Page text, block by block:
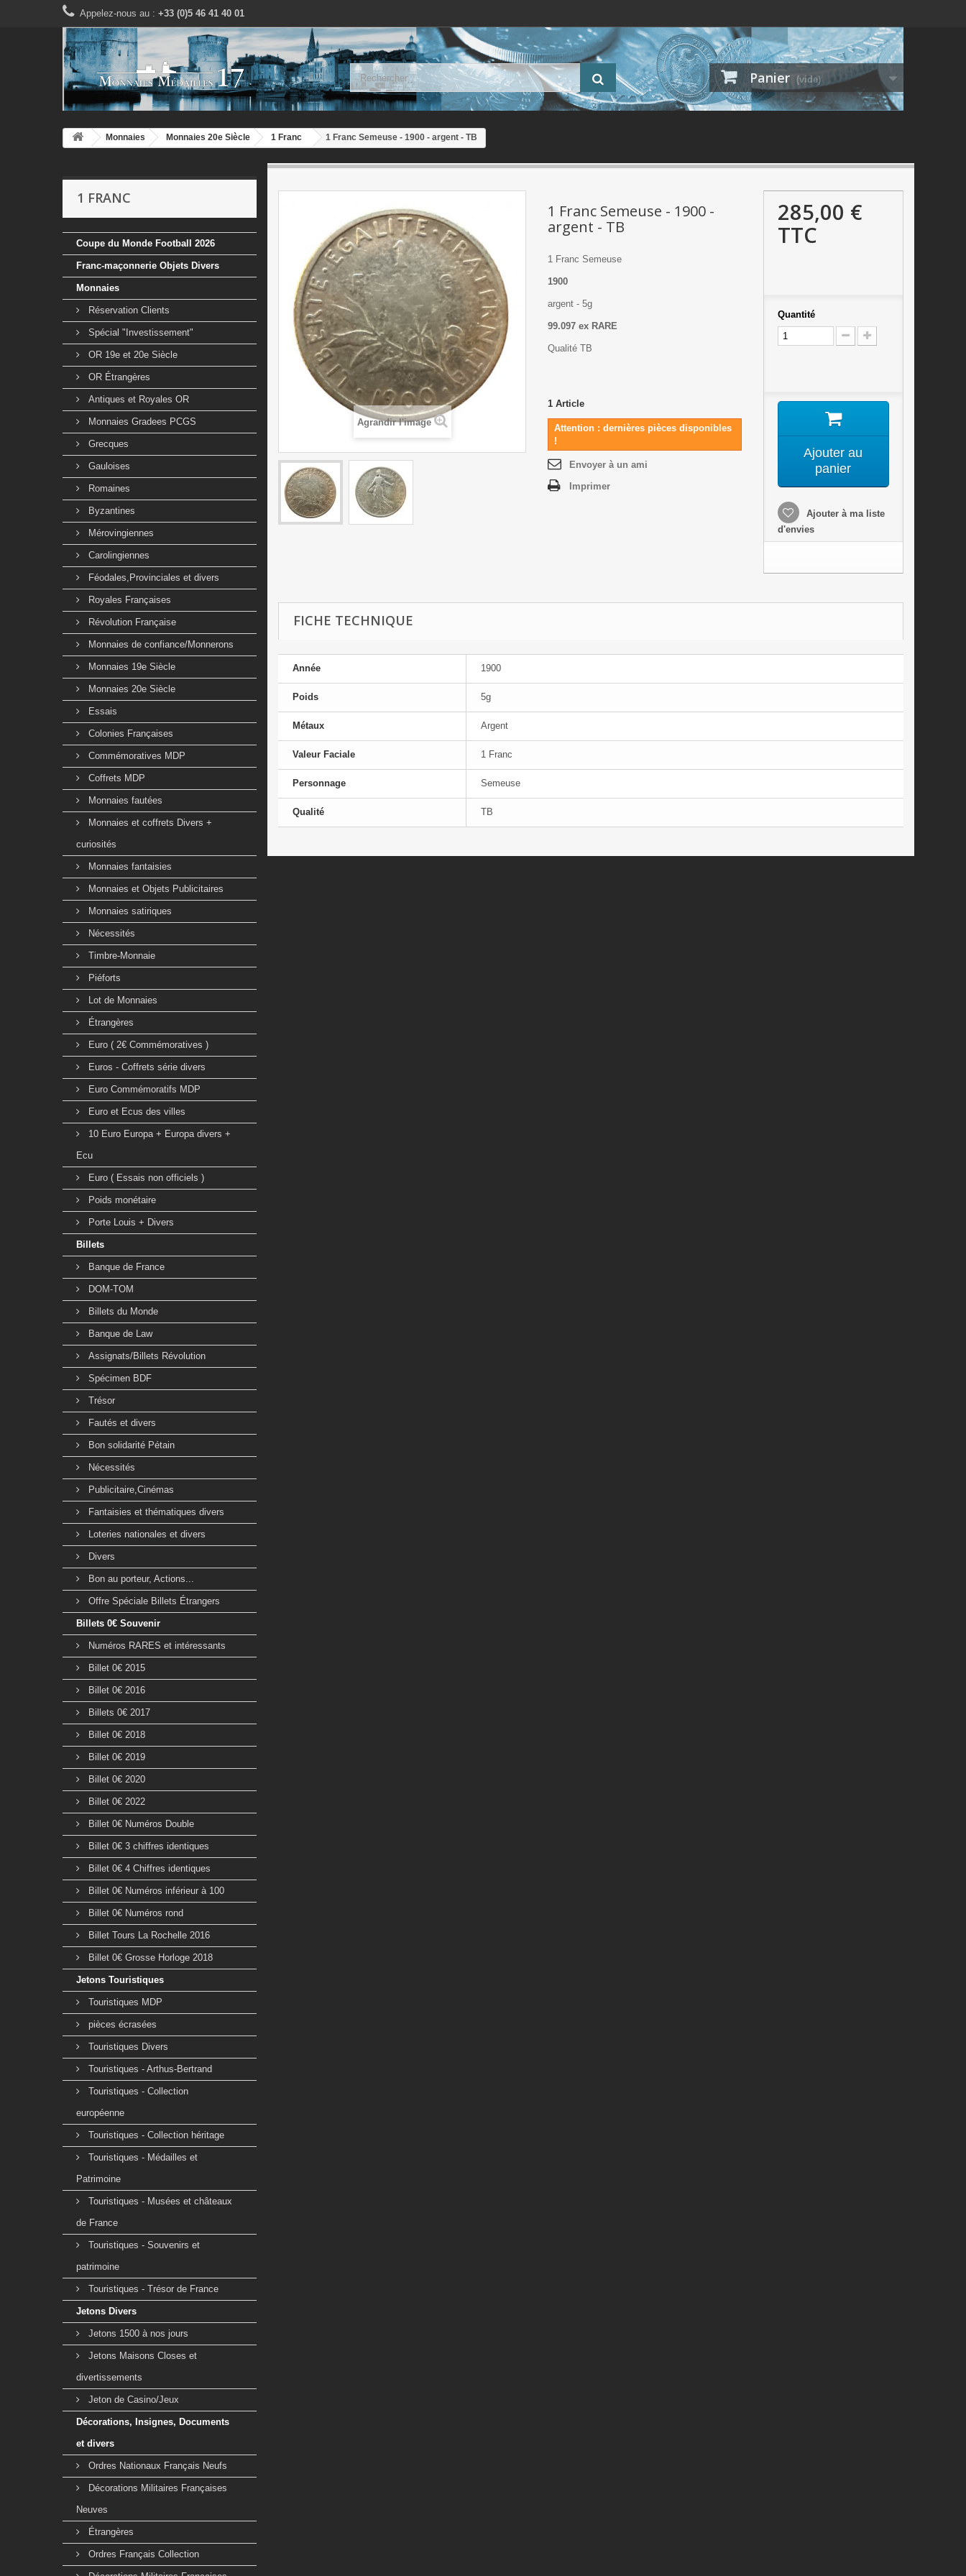
Appelez-nous au : +33 (0)5 46 41 40 01
Panier (vide)
Monnaies Monnaies 20e Siècle 1 Franc 1 Franc Semeuse - 1900 - argent - TB
1 FRANC
Coupe du Monde Football 2026
Franc-maçonnerie Objets Divers
Monnaies
Réservation Clients
Spécial "Investissement"
OR 19e et 20e Siècle
OR Étrangères
Antiques et Royales OR
Monnaies Gradees PCGS
Grecques
Gauloises
Romaines
Byzantines
Mérovingiennes
Carolingiennes
Féodales,Provinciales et divers
Royales Françaises
Révolution Française
Monnaies de confiance/Monnerons
Monnaies 19e Siècle
Monnaies 20e Siècle
Essais
Colonies Françaises
Commémoratives MDP
Coffrets MDP
Monnaies fautées
Monnaies et coffrets Divers +
curiosités
Monnaies fantaisies
Monnaies et Objets Publicitaires
Monnaies satiriques
Nécessités
Timbre-Monnaie
Piéforts
Lot de Monnaies
Étrangères
Euro ( 2€ Commémoratives )
Euros - Coffrets série divers
Euro Commémoratifs MDP
Euro et Ecus des villes
10 Euro Europa + Europa divers +
Ecu
Euro ( Essais non officiels )
Poids monétaire
Porte Louis + Divers
Billets
Banque de France
DOM-TOM
Billets du Monde
Banque de Law
Assignats/Billets Révolution
Spécimen BDF
Trésor
Fautés et divers
Bon solidarité Pétain
Nécessités
Publicitaire,Cinémas
Fantaisies et thématiques divers
Loteries nationales et divers
Divers
Bon au porteur, Actions...
Offre Spéciale Billets Étrangers
Billets 0€ Souvenir
Numéros RARES et intéressants
Billet 0€ 2015
Billet 0€ 2016
Billets 0€ 2017
Billet 0€ 2018
Billet 0€ 2019
Billet 0€ 2020
Billet 0€ 2022
Billet 0€ Numéros Double
Billet 0€ 3 chiffres identiques
Billet 0€ 4 Chiffres identiques
Billet 0€ Numéros inférieur à 100
Billet 0€ Numéros rond
Billet Tours La Rochelle 2016
Billet 0€ Grosse Horloge 2018
Jetons Touristiques
Touristiques MDP
pièces écrasées
Touristiques Divers
Touristiques - Arthus-Bertrand
Touristiques - Collection
européenne
Touristiques - Collection héritage
Touristiques - Médailles et
Patrimoine
Touristiques - Musées et châteaux
de France
Touristiques - Souvenirs et
patrimoine
Touristiques - Trésor de France
Jetons Divers
Jetons 1500 à nos jours
Jetons Maisons Closes et
divertissements
Jeton de Casino/Jeux
Décorations, Insignes, Documents
et divers
Ordres Nationaux Français Neufs
Décorations Militaires Françaises
Neuves
Étrangères
Ordres Français Collection
Agrandir l'image
1 Franc Semeuse - 1900 -
argent - TB
1 Franc Semeuse
1900
argent - 5g
99.097 ex RARE
Qualité TB
1 Article
Attention : dernières pièces disponibles
!
Envoyer à un ami
Imprimer
285,00 €
TTC
Quantité
Ajouter au
panier
Ajouter à ma liste
d'envies
FICHE TECHNIQUE
Année 1900
Poids 5g
Métaux Argent
Valeur Faciale 1 Franc
Personnage Semeuse
Qualité TB